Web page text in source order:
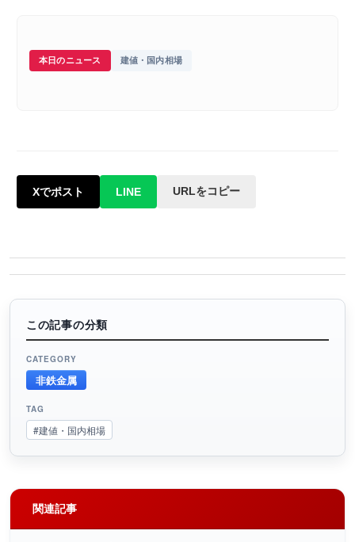
本日のニュース 建値・国内相場
Xでポスト LINE URLをコピー
この記事の分類
CATEGORY
非鉄金属
TAG
#建値・国内相場
関連記事